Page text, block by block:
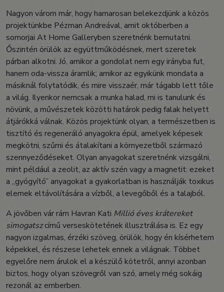
Nagyon várom már, hogy hamarosan belekezdjünk a közös
projektünkbe Pézman Andreával, amit októberben a
somorjai At Home Galleryben szeretnénk bemutatni.
Őszintén örülök az együttműködésnek, mert szeretek
párban alkotni. Jó, amikor a gondolat nem egy irányba fut,
hanem oda-vissza áramlik; amikor az egyikünk mondata a
másiknál folytatódik, és mire visszaér, már tágabb lett tőle
a világ. Ilyenkor nemcsak a munka halad, mi is tanulunk és
növünk, a művészetek közötti határok pedig falak helyett
átjárókká válnak. Közös projektünk olyan, a természetben is
tisztító és regeneráló anyagokra épül, amelyek képesek
megkötni, szűrni és átalakítani a környezetből származó
szennyeződéseket. Olyan anyagokat szeretnénk vizsgálni,
mint például a zeolit, az aktív szén vagy a magnetit: ezeket
a „gyógyító” anyagokat a gyakorlatban is használják toxikus
elemek eltávolítására a vízből, a levegőből és a talajból.
A jövőben vár rám Havran Kati Millió éves krátereket
simogatszcímű verseskötetének illusztrálása is. Ez egy
nagyon izgalmas, érzéki szöveg, örülök, hogy én kísérhetem
képekkel, és részese lehetek ennek a világnak. Többet
egyelőre nem árulok el a készülő kötetről, annyi azonban
biztos, hogy olyan szövegről van szó, amely még sokáig
rezonál az emberben.